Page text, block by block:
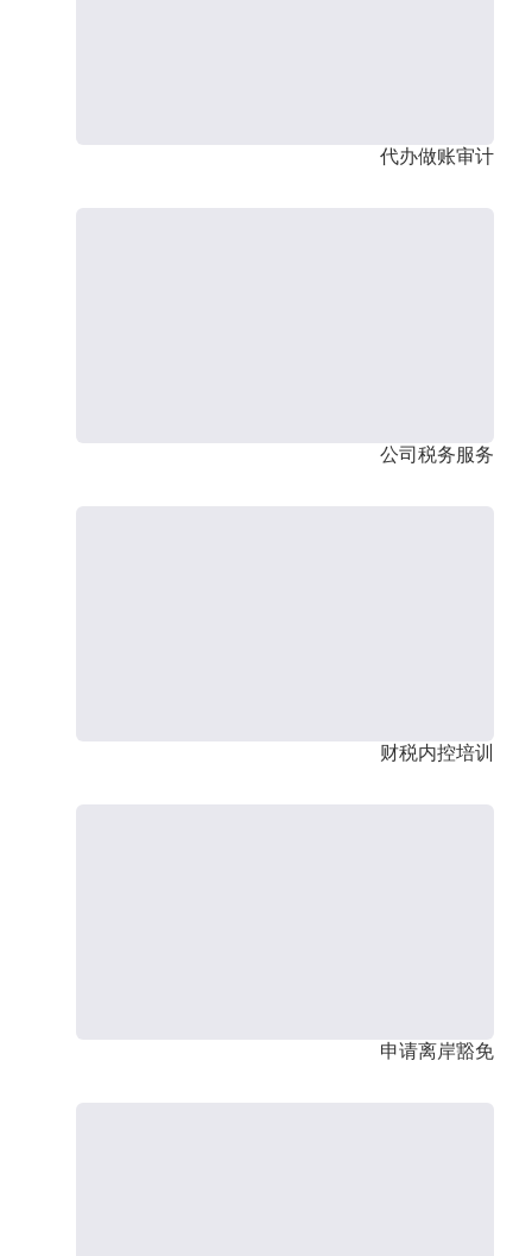
代办做账审计
公司税务服务
财税内控培训
申请离岸豁免